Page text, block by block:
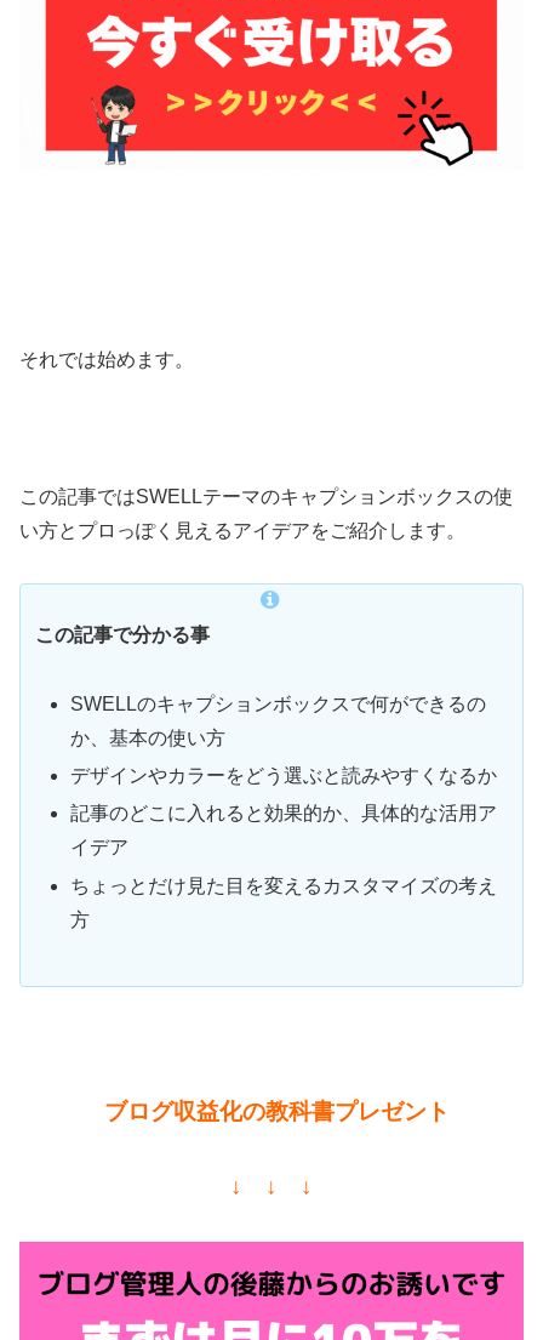
それでは始めます。
この記事ではSWELLテーマのキャプションボックスの使
い方とプロっぽく見えるアイデアをご紹介します。
この記事で分かる事
SWELLのキャプションボックスで何ができるの
か、基本の使い方
デザインやカラーをどう選ぶと読みやすくなるか
記事のどこに入れると効果的か、具体的な活用ア
イデア
ちょっとだけ見た目を変えるカスタマイズの考え
方
ブログ収益化の教科書プレゼント
↓ ↓ ↓